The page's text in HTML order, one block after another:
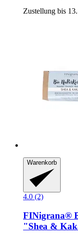
Zustellung bis
Warenkorb
4.0 (2)
FINigrana®
"Shea &